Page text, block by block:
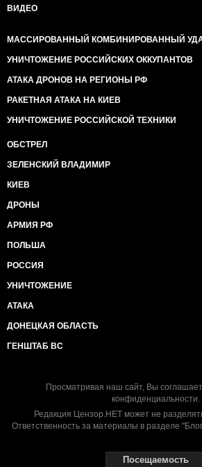
ВИДЕО
МАССИРОВАННЫЙ КОМБИНИРОВАННЫЙ
УНИЧТОЖЕНИЕ РОССИЙСКИХ ОККУПАНТОВ
АТАКА ДРОНОВ НА РЕГИОНЫ РФ
РАКЕТНАЯ АТАКА НА КИЕВ
УНИЧТОЖЕНИЕ РОССИЙСКОЙ ТЕХНИКИ
ОБСТРЕЛ
ЗЕЛЕНСКИЙ ВЛАДИМИР
КИЕВ
ДРОНЫ
АРМИЯ РФ
ПОЛЬША
РОССИЯ
УНИЧТОЖЕНИЕ
АТАКА
ДОНЕЦКАЯ ОБЛАСТЬ
ГЕНШТАБ ВС
Просматривая наш сайт, Вы
конфиденциальности.
Редакция Цензор.НЕТ может не
Ответственность за материалы в разделе
Посещаемость